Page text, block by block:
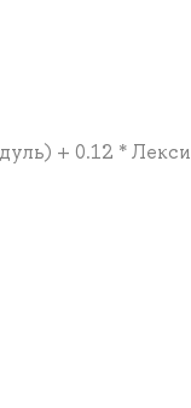
+ 0.12 *